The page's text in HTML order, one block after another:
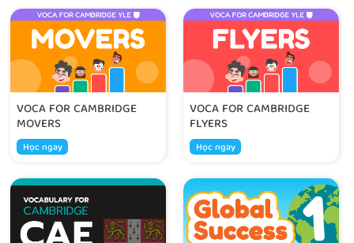
VOCA FOR CAMBRIDGE
MOVERS
Học ngay
VOCA FOR CAMBRIDGE
FLYERS
Học ngay